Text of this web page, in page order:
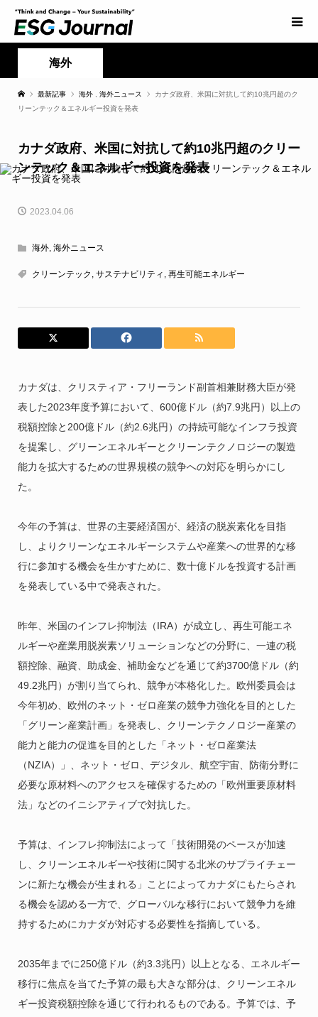
海外
最新記事 海外 海外ニュース
カナダ政府、米国に対抗して約10兆円超のク
リーンテック＆エネルギー投資を発表
カナダ政府、米国に対抗して約10兆円超のクリー
ンテック＆エネルギー投資を発表
2023.04.06
海外, 海外ニュース
クリーンテック , サステナビリティ , 再生可能エネルギー
カナダは、クリスティア・フリーランド副首相兼財務大臣が発
表した2023年度予算において、600億ドル（約7.9兆円）以上の
税額控除と200億ドル（約2.6兆円）の持続可能なインフラ投資
を提案し、グリーンエネルギーとクリーンテクノロジーの製造
能力を拡大するための世界規模の競争への対応を明らかにし
た。
今年の予算は、世界の主要経済国が、経済の脱炭素化を目指
し、よりクリーンなエネルギーシステムや産業への世界的な移
行に参加する機会を生かすために、数十億ドルを投資する計画
を発表している中で発表された。
昨年、米国のインフレ抑制法（IRA）が成立し、再生可能エネ
ルギーや産業用脱炭素ソリューションなどの分野に、一連の税
額控除、融資、助成金、補助金などを通じて約3700億ドル（約
49.2兆円）が割り当てられ、競争が本格化した。欧州委員会は
今年初め、欧州のネット・ゼロ産業の競争力強化を目的とした
「グリーン産業計画」を発表し、クリーンテクノロジー産業の
能力と能力の促進を目的とした「ネット・ゼロ産業法
（NZIA）」、ネット・ゼロ、デジタル、航空宇宙、防衛分野に
必要な原材料へのアクセスを確保するための「欧州重要原材料
法」などのイニシアティブで対抗した。
予算は、インフレ抑制法によって「技術開発のペースが加速
し、クリーンエネルギーや技術に関する北米のサプライチェー
ンに新たな機会が生まれる」ことによってカナダにもたらされ
る機会を認める一方で、グローバルな移行において競争力を維
持するためにカナダが対応する必要性を指摘している。
2035年までに250億ドル（約3.3兆円）以上となる、エネルギー
移行に焦点を当てた予算の最も大きな部分は、クリーンエネル
ギー投資税額控除を通じて行われるものである。予算では、予